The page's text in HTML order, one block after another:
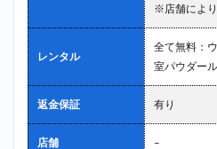
※店舗によ
レンタル
全て無料：
室パウダー
返金保証 有り
店舗 –